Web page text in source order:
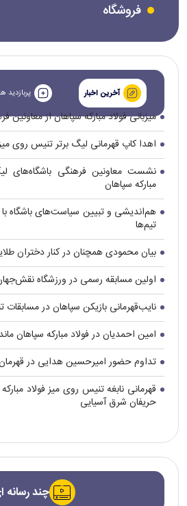
فروشگاه
آخرین اخبار پربازدید ها
میزبانی فولاد مبارکه سپاهان از معاونین
اهدا کاپ قهرمانی لیگ برتر تنیس روی
نشست معاونین فرهنگی باشگاه‌های
مبارکه سپاهان
هم‌اندیشی و تبیین سیاست‌های باشگاه
تیم‌ها
بیان محمودی همچنان در کنار دختران
اولین مسابقه رسمی در ورزشگاه
نایب‌قهرمانی بازیکن سپاهان در
امین احمدیان در فولاد مبارکه سپاهان
تداوم حضور امیرحسین هدایی در
قهرمانی نابغه تنیس روی میز فولاد
حریفان شرق آسیایی
چند رسانه